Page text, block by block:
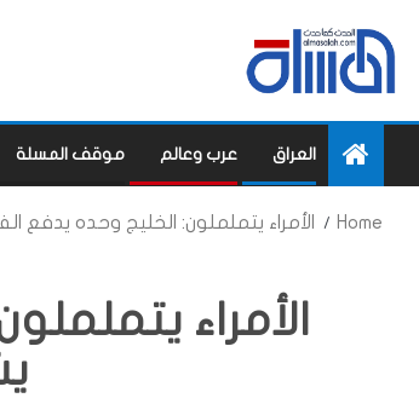
العراق عرب وعالم موقف المسلة
Home الأمراء يتململون: الخليج وحده يدفع
الأمراء